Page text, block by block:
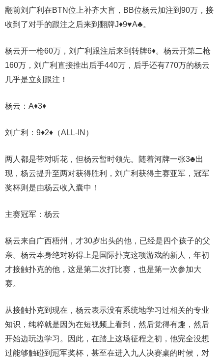
翻前刘广利在BTN位上补齐大盲，BB位杨云加注到90万，接
收到了对手的跟注之后来到翻牌J♦️9♥️A♣️。
杨云开一枪60万，刘广利跟注后来到转牌6♦️。杨云开第二枪
160万，刘广利直接推出后手440万，后手还有770万的杨云
几乎是立刻跟注！
杨云：A♦️3♦️
刘广利：9♦️2♦️（ALL-IN）
两人都是带对听花，但杨云暂时领先。随着河牌一张3♣️出
现，杨云提升至两对获得胜利，刘广利获得主赛亚军，冠军
奖杯则是由杨云收入囊中！
主赛冠军：杨云
杨云来自广西梧州，才30岁出头的他，已经是四个孩子的父
亲。杨云本身绝对称得上是国际扑克这项游戏的新人，年初
才接触扑克的他，这是第二次打比赛，也是第一次参加大
赛。
从接触扑克到现在，杨云表示没有系统地学习过相关的专业
知识，纯粹就是因为在短视频上看到，然后觉得有趣，然后
开始边玩边学习。因此，在踏上这场征程之初，他完全没想
过能够触碰到冠军奖杯，甚至在进入九人决赛桌的时候，对